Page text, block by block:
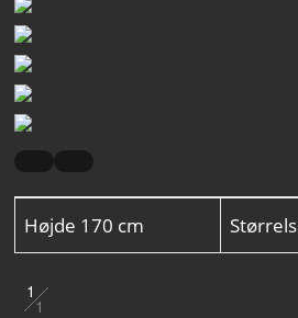
Højde 170 cm
1
1